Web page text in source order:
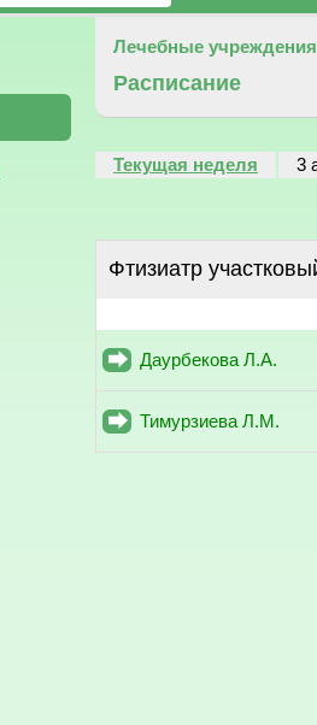
Лечебные учреждения
Расписание
Текущая неделя 3
Фтизиатр
Даурбекова Л.А.
Тимурзиева Л.М.